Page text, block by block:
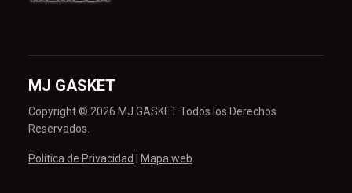
MJ GASKET
Copyright © 2026 MJ GASKET Todos los Derechos
Reservados.
Política de Privacidad Mapa web